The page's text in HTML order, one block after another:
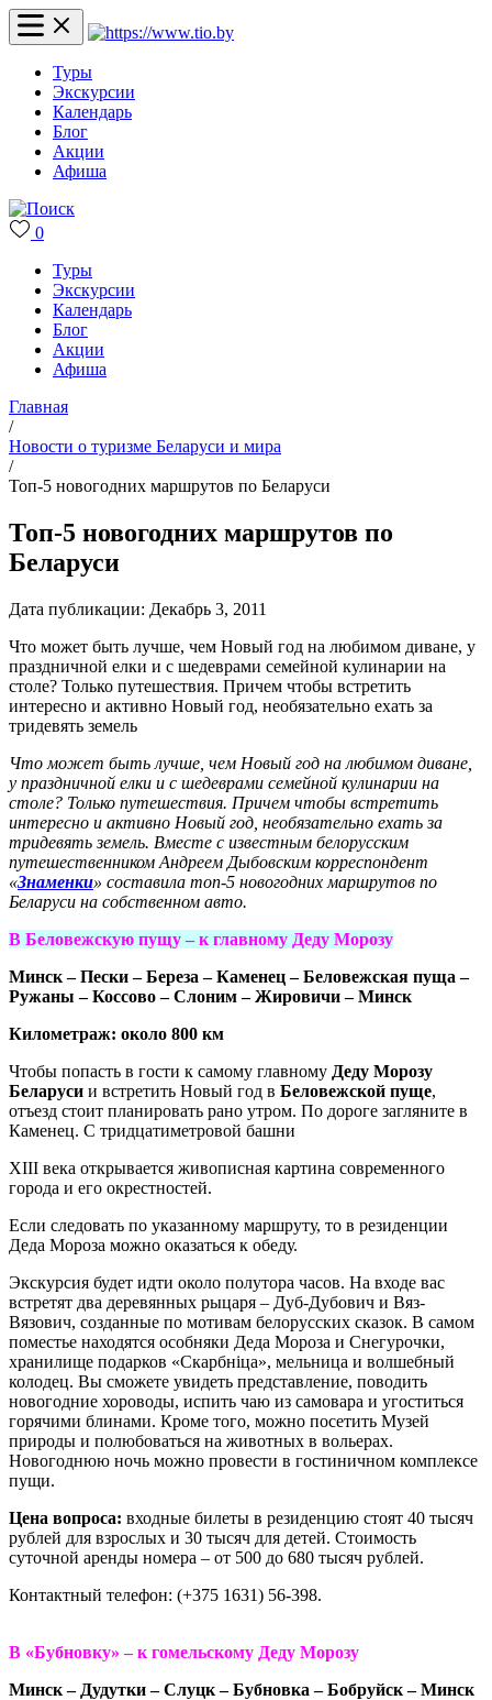
Туры
Экскурсии
Календарь
Блог
Акции
Афиша
0
Туры
Экскурсии
Календарь
Блог
Акции
Афиша
Главная
/
Новости о туризме Беларуси и мира
/
Топ-5 новогодних маршрутов по Беларуси
Топ-5 новогодних маршрутов по
Беларуси
Дата публикации: Декабрь 3, 2011
Что может быть лучше, чем Новый год на любимом диване, у
праздничной елки и с шедеврами семейной кулинарии на
столе? Только путешествия. Причем чтобы встретить
интересно и активно Новый год, необязательно ехать за
тридевять земель
Что может быть лучше, чем Новый год на любимом диване,
у праздничной елки и с шедеврами семейной кулинарии на
столе? Только путешествия. Причем чтобы встретить
интересно и активно Новый год, необязательно ехать за
тридевять земель. Вместе с известным белорусским
путешественником Андреем Дыбовским корреспондент
«Знаменки» составила топ-5 новогодних маршрутов по
Беларуси на собственном авто.
В Беловежскую пущу – к главному Деду Морозу
Минск – Пески – Береза – Каменец – Беловежская пуща –
Ружаны – Коссово – Слоним – Жировичи – Минск
Километраж: около 800 км
Чтобы попасть в гости к самому главному Деду Морозу
Беларуси и встретить Новый год в Беловежской пуще,
отъезд стоит планировать рано утром. По дороге загляните в
Каменец. С тридцатиметровой башни
XIII века открывается живописная картина современного
города и его окрестностей.
Если следовать по указанному маршруту, то в резиденции
Деда Мороза можно оказаться к обеду.
Экскурсия будет идти около полутора часов. На входе вас
встретят два деревянных рыцаря – Дуб-Дубович и Вяз-
Вязович, созданные по мотивам белорусских сказок. В самом
поместье находятся особняки Деда Мороза и Снегурочки,
хранилище подарков «Скарбнiца», мельница и волшебный
колодец. Вы сможете увидеть представление, поводить
новогодние хороводы, испить чаю из самовара и угоститься
горячими блинами. Кроме того, можно посетить Музей
природы и полюбоваться на животных в вольерах.
Новогоднюю ночь можно провести в гостиничном комплексе
пущи.
Цена вопроса: входные билеты в резиденцию стоят 40 тысяч
рублей для взрослых и 30 тысяч для детей. Стоимость
суточной аренды номера – от 500 до 680 тысяч рублей.
Контактный телефон: (+375 1631) 56-398.
В «Бубновку» – к гомельскому Деду Морозу
Минск – Дудутки – Слуцк – Бубновка – Бобруйск – Минск